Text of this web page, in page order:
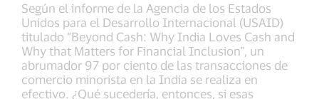
Según el informe de la Agencia de los Estados
Unidos para el Desarrollo Internacional (USAID)
titulado “Beyond Cash: Why India Loves Cash and
Why that Matters for Financial Inclusion", un
abrumador 97 por ciento de las transacciones de
comercio minorista en la India se realiza en
efectivo. ¿Qué sucedería, entonces, si esas